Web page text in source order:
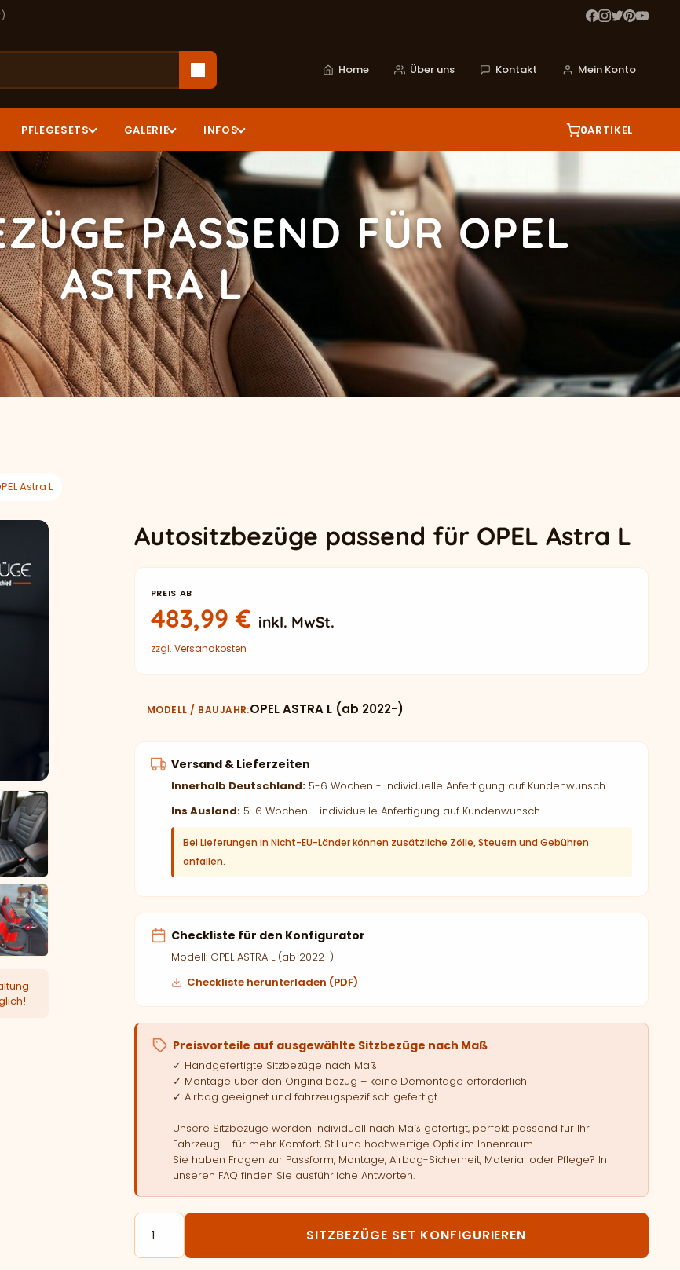
Home Über uns Kontakt Mein Konto
PFLEGESETS GALERIE INFOS 0ARTIKEL
PASSEND FÜR OPEL
ASTRA L
Astra L
Autositzbezüge passend für OPEL Astra L
PREIS AB
483,99€ inkl. MwSt.
zzgl. Versandkosten
MODELL / BAUJAHR OPEL ASTRA L (ab 2022-)
Versand & Lieferzeiten
Innerhalb Deutschland:5-6 Wochen - individuelle Anfertigung auf Kundenwunsch
Ins Ausland:5-6 Wochen - individuelle Anfertigung auf Kundenwunsch
Bei Lieferungen in Nicht-EU-Länder können zusätzliche Zölle, Steuern und Gebühren
anfallen.
Checkliste für den Konfigurator
Modell: OPEL ASTRA L (ab 2022-)
Checkliste herunterladen (PDF)
Preisvorteile auf ausgewählte Sitzbezüge nach Maß
✓ Handgefertigte Sitzbezüge nach Maß
✓ Montage über den Originalbezug – keine Demontage erforderlich
✓ Airbag geeignet und fahrzeugspezifisch gefertigt
Unsere Sitzbezüge werden individuell nach Maß gefertigt, perfekt passend für Ihr
Fahrzeug – für mehr Komfort, Stil und hochwertige Optik im Innenraum.
Sie haben Fragen zur Passform, Montage, Airbag-Sicherheit, Material oder Pflege? In
unseren FAQ finden Sie ausführliche Antworten.
Autositzbezüge passend für OPEL Astra L Menge
SITZBEZÜGE SET KONFIGURIEREN